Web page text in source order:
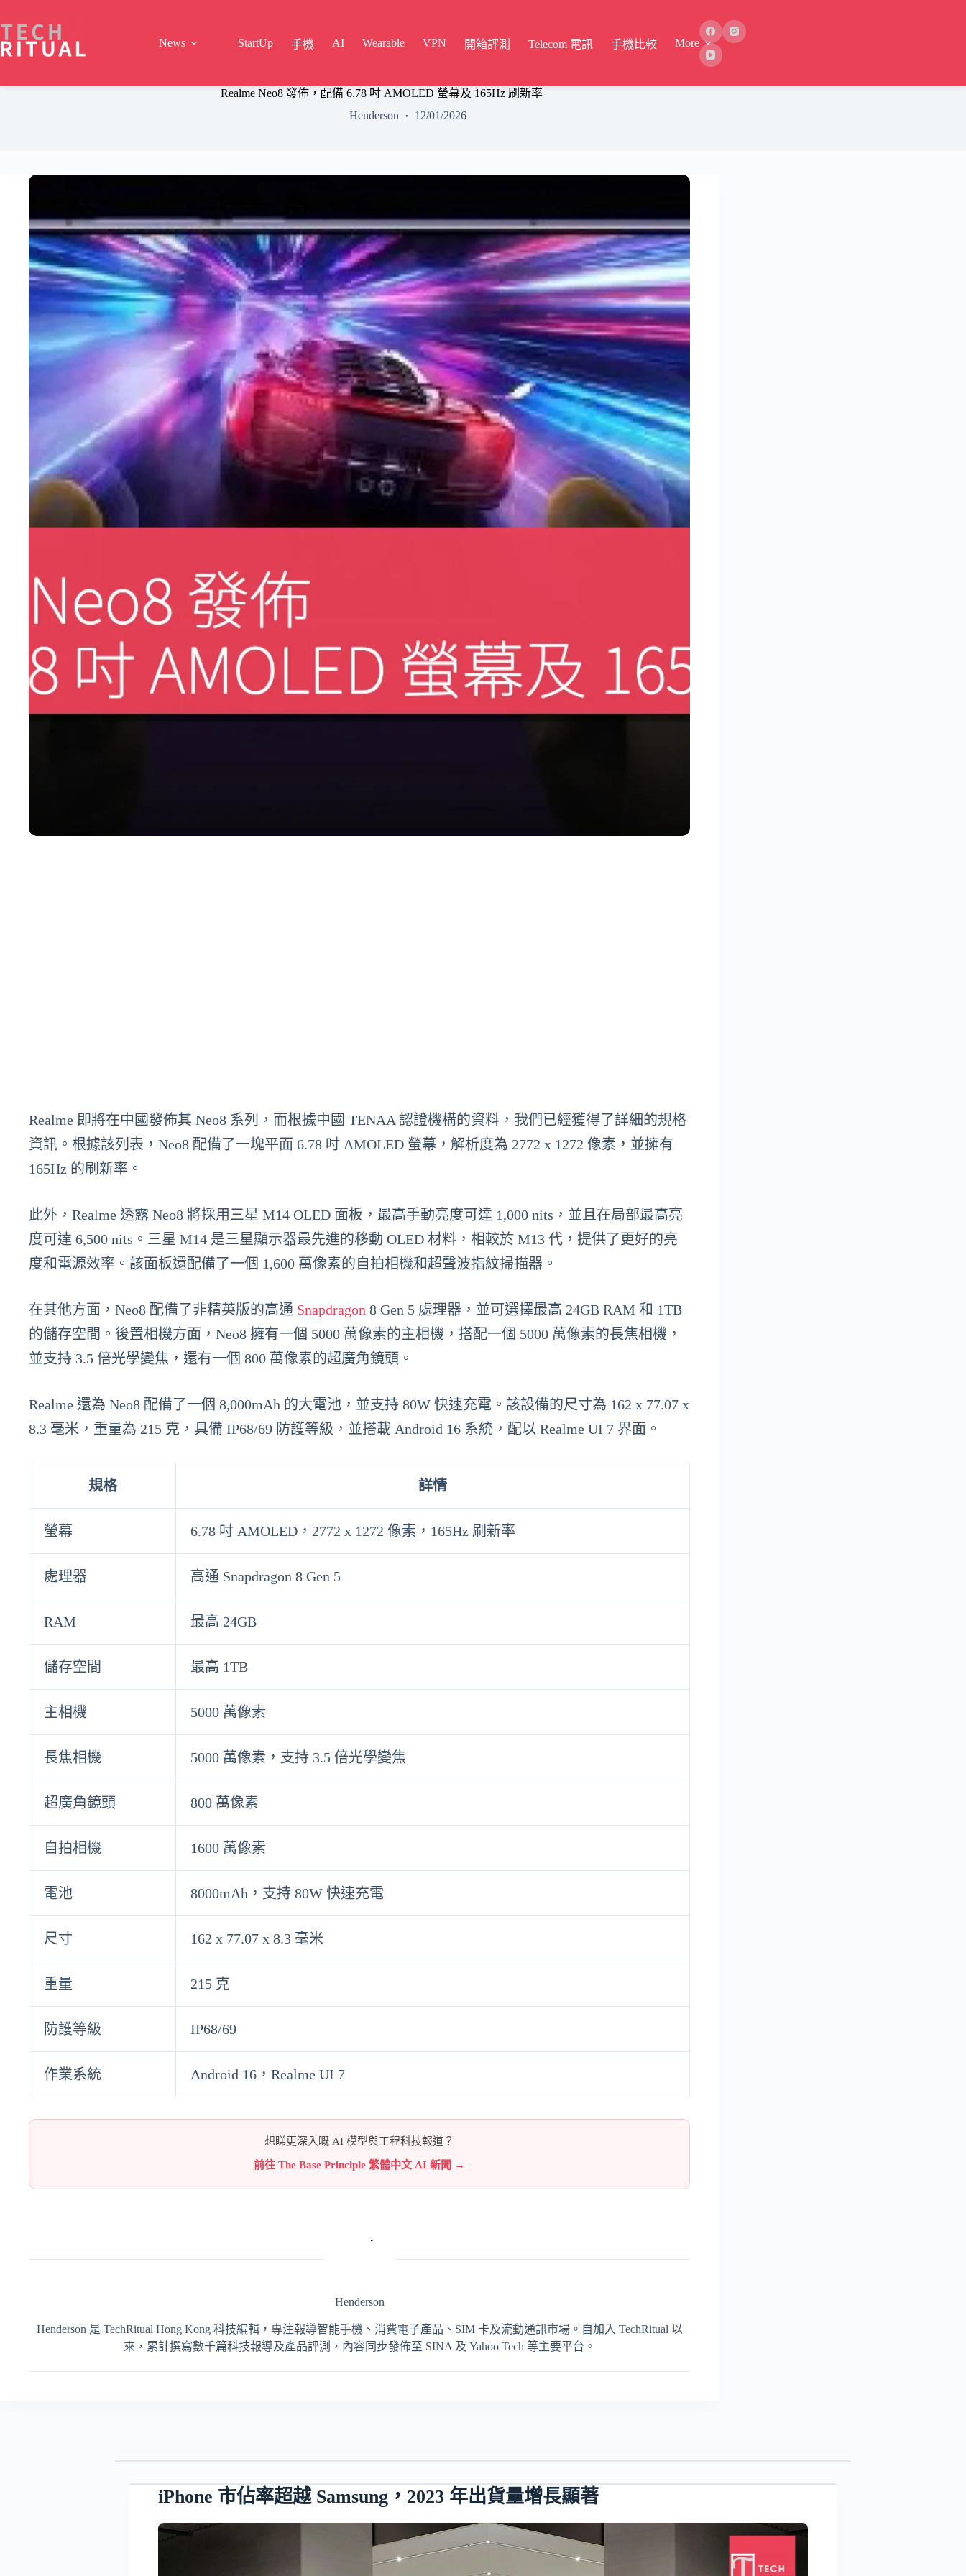
content
News
StartUp 手機 AI Wearable VPN 開箱評測 Telecom 電訊 手機比較 More
Realme Neo8 發佈，配備 6.78 吋 AMOLED 螢幕及 165Hz 刷新率
Henderson
12/01/2026
Realme 即將在中國發佈其 Neo8 系列，而根據中國 TENAA 認證機構的資料，我們已經獲得了詳細的規格
資訊。根據該列表，Neo8 配備了一塊平面 6.78 吋 AMOLED 螢幕，解析度為 2772 x 1272 像素，並擁有
165Hz 的刷新率。
此外，Realme 透露 Neo8 將採用三星 M14 OLED 面板，最高手動亮度可達 1,000 nits，並且在局部最高亮
度可達 6,500 nits。三星 M14 是三星顯示器最先進的移動 OLED 材料，相較於 M13 代，提供了更好的亮
度和電源效率。該面板還配備了一個 1,600 萬像素的自拍相機和超聲波指紋掃描器。
在其他方面，Neo8 配備了非精英版的高通 Snapdragon 8 Gen 5 處理器，並可選擇最高 24GB RAM 和 1TB
的儲存空間。後置相機方面，Neo8 擁有一個 5000 萬像素的主相機，搭配一個 5000 萬像素的長焦相機，
並支持 3.5 倍光學變焦，還有一個 800 萬像素的超廣角鏡頭。
Realme 還為 Neo8 配備了一個 8,000mAh 的大電池，並支持 80W 快速充電。該設備的尺寸為 162 x 77.07 x
8.3 毫米，重量為 215 克，具備 IP68/69 防護等級，並搭載 Android 16 系統，配以 Realme UI 7 界面。
規格 詳情
螢幕 6.78 吋 AMOLED，2772 x 1272 像素，165Hz 刷新率
處理器 高通 Snapdragon 8 Gen 5
RAM 最高 24GB
儲存空間 最高 1TB
主相機 5000 萬像素
長焦相機 5000 萬像素，支持 3.5 倍光學變焦
超廣角鏡頭 800 萬像素
自拍相機 1600 萬像素
電池 8000mAh，支持 80W 快速充電
尺寸 162 x 77.07 x 8.3 毫米
重量 215 克
防護等級 IP68/69
作業系統 Android 16，Realme UI 7
想睇更深入嘅 AI 模型與工程科技報道？
前往 The Base Principle 繁體中文 AI 新聞 →
Henderson
Henderson 是 TechRitual Hong Kong 科技編輯，專注報導智能手機、消費電子產品、SIM 卡及流動通訊市場。自加入 TechRitual 以
來，累計撰寫數千篇科技報導及產品評測，內容同步發佈至 SINA 及 Yahoo Tech 等主要平台。
iPhone 市佔率超越 Samsung，2023 年出貨量增長顯著